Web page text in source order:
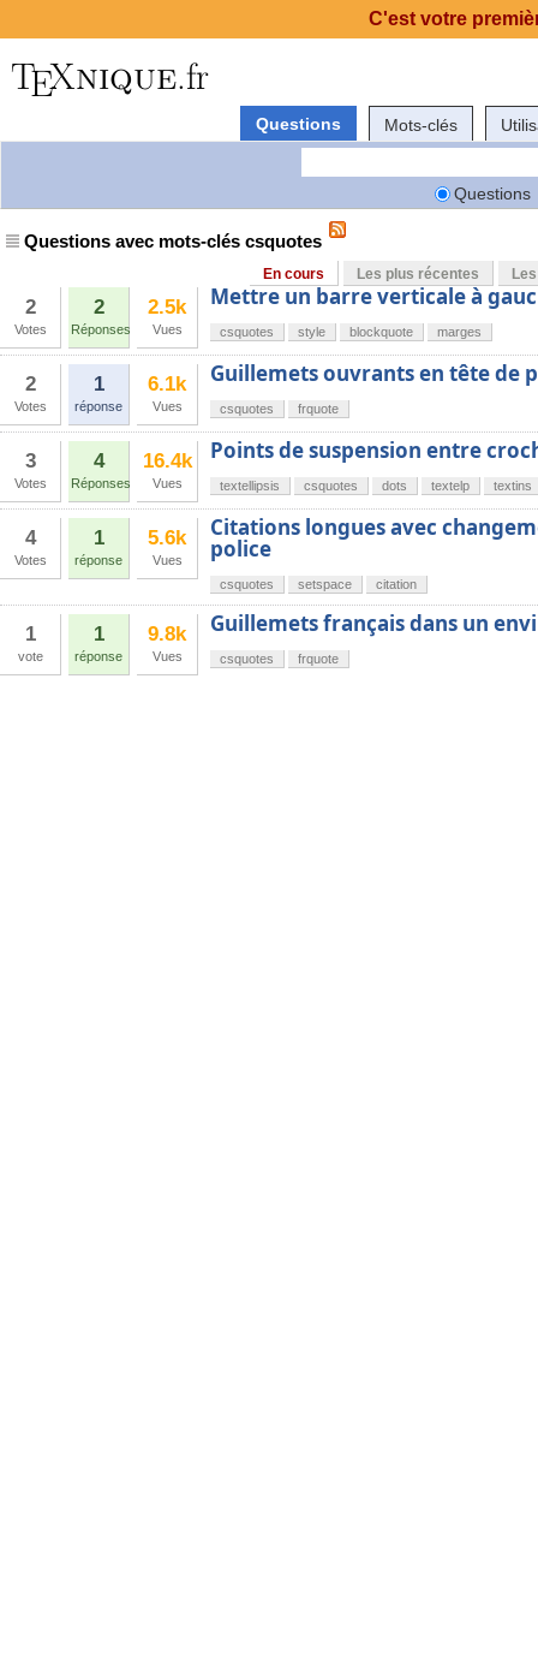
Questions Mots-clés
Questions
Questions avec mots-clés csquotes
En cours Les plus récentes
2
Votes
2
Réponses
2.5k
Vues
Mettre un barre verticale à
csquotes style blockquote marges
2
Votes
1
réponse
6.1k
Vues
Guillemets ouvrants en tête de
csquotes frquote
3
Votes
4
Réponses
16.4k
Vues
Points de suspension entre
textellipsis csquotes dots textelp textins
4
Votes
1
réponse
5.6k
Vues
Citations longues avec
police
csquotes setspace citation
1
vote
1
réponse
9.8k
Vues
Guillemets français dans un
csquotes frquote
C'est votre